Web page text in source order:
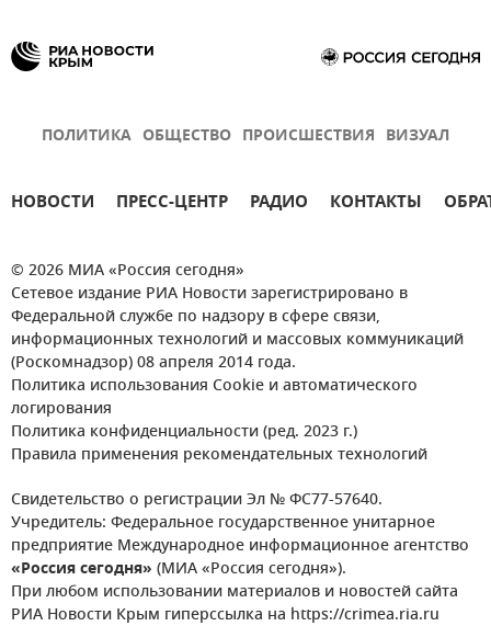
ПОЛИТИКА ОБЩЕСТВО ПРОИСШЕСТВИЯ ВИЗУАЛ
НОВОСТИ ПРЕСС-ЦЕНТР РАДИО КОНТАКТЫ
© 2026 МИА «Россия сегодня»
Сетевое издание РИА Новости зарегистрировано в
Федеральной службе по надзору в сфере связи,
информационных технологий и массовых коммуникаций
(Роскомнадзор) 08 апреля 2014 года.
Политика использования Cookie и автоматического
логирования
Политика конфиденциальности (ред. 2023 г.)
Правила применения рекомендательных технологий
Свидетельство о регистрации Эл № ФС77-57640.
Учредитель: Федеральное государственное унитарное
предприятие Международное информационное агентство
«Россия сегодня» (МИА «Россия сегодня»).
При любом использовании материалов и новостей сайта
РИА Новости Крым гиперссылка на https://crimea.ria.ru